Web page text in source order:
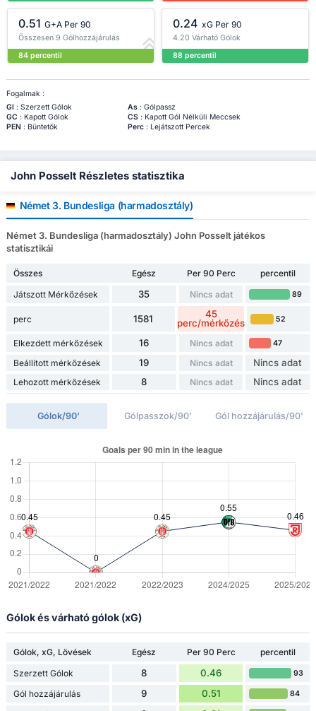
0.51 G+A Per 90
Összesen 9 Gólhozzájárulás
84 percentil
0.24 xG Per 90
4.20 Várható Gólok
88 percentil
Fogalmak :
Gl : Szerzett Gólok As: Gólpassz
GC : Kapott Gólok CS: Kapott Gól Nélküli Meccsek
PEN : Büntetők Perc: Lejátszott Percek
John Posselt Részletes statisztika
Német 3. Bundesliga (harmadosztály)
Német 3. Bundesliga (harmadosztály) John Posselt játékos
statisztikái
Összes Egész Per 90 Perc
percentil
Játszott Mérkőzések
35 Nincs adat 89
perc 1581
45
perc/mérkőzés
52
Elkezdett mérkőzések 16 Nincs adat 47
Beállított mérkőzések 19 Nincs adat Nincs adat
Lehozott mérkőzések 8 Nincs adat Nincs adat
Gólok/90' Gólpasszok/90' Gól hozzájárulás/90'
Gólok és várható gólok (xG)
Gólok, xG, Lövések Egész Per 90 Perc
percentil
Szerzett Gólok
8 0.46 93
Gól hozzájárulás 9 0.51 84